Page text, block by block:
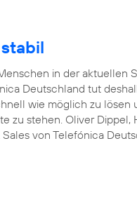
in der aktuellen
Deutschland tut
wie möglich zu lösen
zu stehen. Oliver
von Telefónica